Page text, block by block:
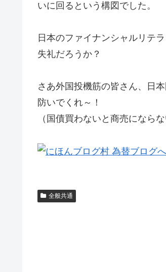
いに回るという構図でした。
日本のファイナンシャルリテ
失礼だろうか？
さあ外国投機筋の皆さん、日
防いでくれ～！
（国債買わないと商売になら
全般共通